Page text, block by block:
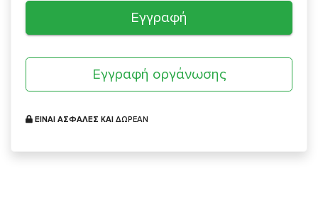
Εγγραφή
Εγγραφή οργάνωσης
ΕΙΝΑΙ ΑΣΦΑΛΕΣ ΚΑΙ ΔΩΡΕΑΝ